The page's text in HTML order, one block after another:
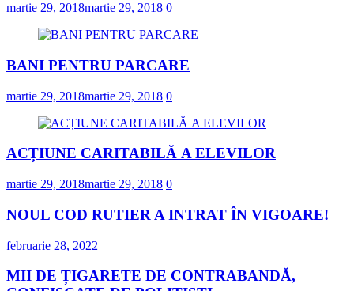
martie 29, 2018martie 29, 2018 0
BANI PENTRU PARCARE
martie 29, 2018martie 29, 2018 0
ACȚIUNE CARITABILĂ A ELEVILOR
martie 29, 2018martie 29, 2018 0
NOUL COD RUTIER A INTRAT ÎN VIGOARE!
februarie 28, 2022
MII DE ȚIGARETE DE CONTRABANDĂ,